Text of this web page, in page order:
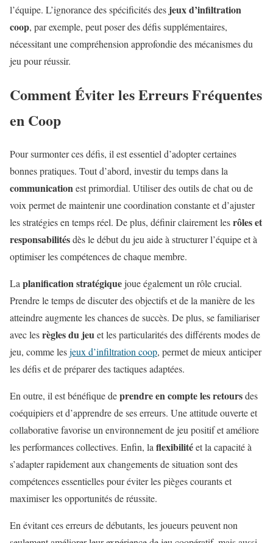
l’équipe. L’ignorance des spécificités des jeux d’infiltration
coop, par exemple, peut poser des défis supplémentaires,
nécessitant une compréhension approfondie des mécanismes du
jeu pour réussir.
Comment Éviter les Erreurs Fréquentes
en Coop
Pour surmonter ces défis, il est essentiel d’adopter certaines
bonnes pratiques. Tout d’abord, investir du temps dans la
communicationest primordial. Utiliser des outils de chat ou de
voix permet de maintenir une coordination constante et d’ajuster
les stratégies en temps réel. De plus, définir clairement lesrôles et
responsabilitésdès le début du jeu aide à structurer l’équipe et à
optimiser les compétences de chaque membre.
Laplanification stratégiquejoue également un rôle crucial.
Prendre le temps de discuter des objectifs et de la manière de les
atteindre augmente les chances de succès. De plus, se familiariser
avec lesrègles du jeuet les particularités des différents modes de
jeu, comme lesjeux d’infiltration coop, permet de mieux anticiper
les défis et de préparer des tactiques adaptées.
En outre, il est bénéfique deprendre en compte les retoursdes
coéquipiers et d’apprendre de ses erreurs. Une attitude ouverte et
collaborative favorise un environnement de jeu positif et améliore
les performances collectives. Enfin, laflexibilitéet la capacité à
s’adapter rapidement aux changements de situation sont des
compétences essentielles pour éviter les pièges courants et
maximiser les opportunités de réussite.
En évitant ces erreurs de débutants, les joueurs peuvent non